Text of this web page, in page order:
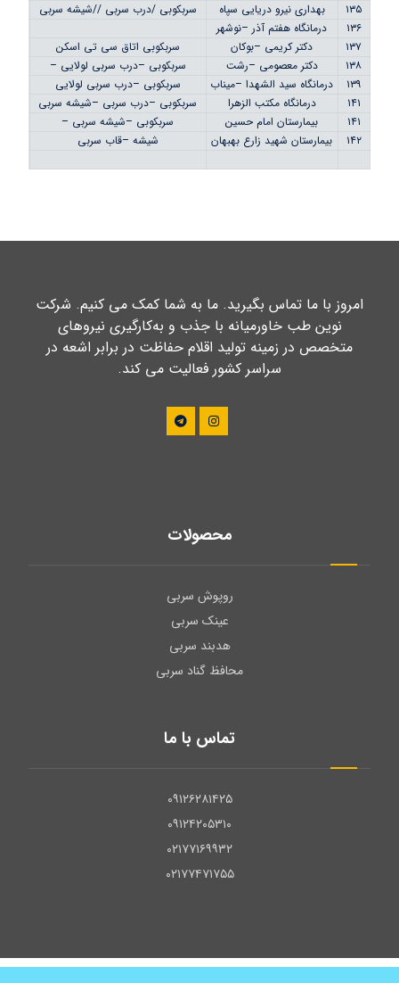
۱۳۵
بهداری نیرو دریایی سپاه
سربکوبی /درب سربی //شیشه سربی
۱۳۶
درمانگاه هفتم آذر –نوشهر
۱۳۷
دکتر کریمی –بوکان
سربکوبی اتاق سی تی اسکن
۱۳۸
دکتر معصومی –رشت
سربکوبی –درب سربی لولایی –
۱۳۹
درمانگاه سید الشهدا –میناب
سربکوبی –درب سربی لولایی
۱۴۱
درمانگاه مکتب الزهرا
سربکوبی –درب سربی –شیشه سربی
۱۴۱
بیمارستان امام حسین
سربکوبی –شیشه سربی –
۱۴۲
بیمارستان شهید زارع بهبهان شیشه –قاب سربی
امروز با ما تماس بگیرید. ما به شما کمک می کنیم. شرکت
نوین طب خاورمیانه با جذب و به‌کارگیری نیروهای
متخصص در زمینه تولید اقلام حفاظت در برابر اشعه در
سراسر کشور فعالیت می کند.
محصولات
روپوش سربی
عینک سربی
هدبند سربی
محافظ گناد سربی
تماس با ما
۰۹۱۲۶۲۸۱۴۲۵
۰۹۱۲۴۲۰۵۳۱۰
۰۲۱۷۷۱۶۹۹۳۲
۰۲۱۷۷۴۷۱۷۵۵